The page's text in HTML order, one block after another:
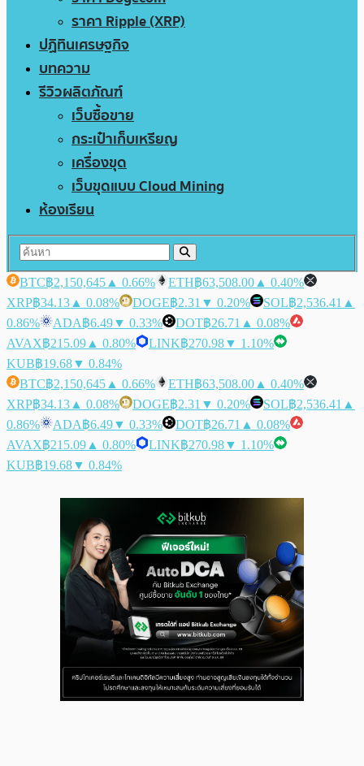
ราคา Ripple (XRP)
ปฏิทินเศรษฐกิจ
บทความ
รีวิวผลิตภัณฑ์
เว็บซื้อขาย
กระเป๋าเก็บเหรียญ
เครื่องขุด
เว็บขุดแบบ Cloud Mining
ห้องเรียน
BTC฿2,150,645 ▲ 0.66% ETH฿63,508.00 ▲ 0.40%
XRP฿34.13 ▲ 0.08% DOGE฿2.31 ▼ 0.20% SOL฿2,536.41 ▲
0.86%
ADA฿6.49▼ 0.33% DOT฿26.71 ▲ 0.08%
AVAX฿215.09 ▲ 0.80% LINK฿270.98▼ 1.10%
KUB฿19.68▼ 0.84%
BTC฿2,150,645 ▲ 0.66% ETH฿63,508.00 ▲ 0.40%
XRP฿34.13 ▲ 0.08% DOGE฿2.31 ▼ 0.20% SOL฿2,536.41 ▲
0.86%
ADA฿6.49▼ 0.33% DOT฿26.71 ▲ 0.08%
AVAX฿215.09 ▲ 0.80% LINK฿270.98▼ 1.10%
KUB฿19.68▼ 0.84%